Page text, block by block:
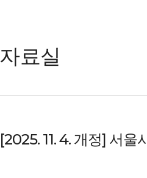
자료실
[2025. 11. 4. 개정] 서